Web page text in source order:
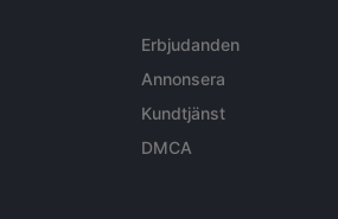
Erbjudanden
Annonsera
Kundtjänst
DMCA